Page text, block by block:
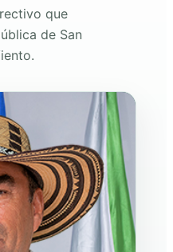
que
de San